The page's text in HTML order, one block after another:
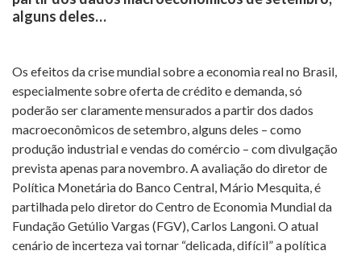
alguns deles…
Os efeitos da crise mundial sobre a economia real no Brasil,
especialmente sobre oferta de crédito e demanda, só
poderão ser claramente mensurados a partir dos dados
macroeconômicos de setembro, alguns deles – como
produção industrial e vendas do comércio – com divulgação
prevista apenas para novembro. A avaliação do diretor de
Política Monetária do Banco Central, Mário Mesquita, é
partilhada pelo diretor do Centro de Economia Mundial da
Fundação Getúlio Vargas (FGV), Carlos Langoni. O atual
cenário de incerteza vai tornar “delicada, difícil” a política